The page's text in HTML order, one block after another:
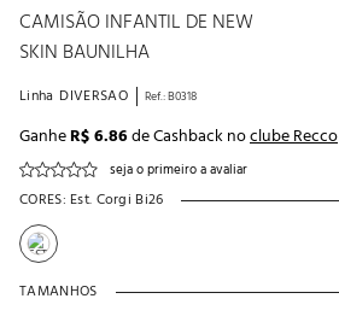
CAMISÃO INFANTIL DE NEW
SKIN BAUNILHA
Linha DIVERSAO Ref.:B0318
GanheR$ 6.86de Cashback noclube Recco
seja o primeiro a avaliar
CORES: Est. Corgi Bi26
TAMANHOS